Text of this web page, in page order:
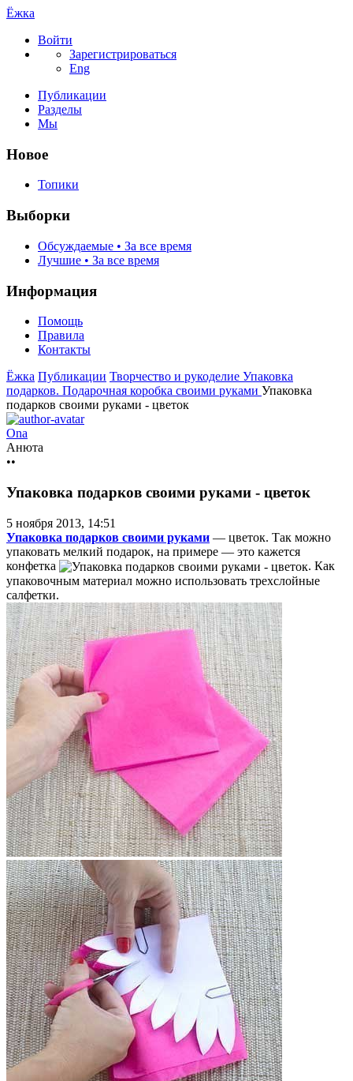
Ёжка
Войти
Зарегистрироваться
Eng
Публикации
Разделы
Мы
Новое
Топики
Выборки
Обсуждаемые • За все время
Лучшие • За все время
Информация
Помощь
Правила
Контакты
Ёжка Публикации Творчество и рукоделие Упаковка
подарков. Подарочная коробка своими руками Упаковка
подарков своими руками - цветок
Ona
Анюта
••
Упаковка подарков своими руками - цветок
5 ноября 2013, 14:51
Упаковка подарков своими руками — цветок. Так можно
упаковать мелкий подарок, на примере — это кажется
конфетка
. Как
упаковочным материал можно использовать трехслойные
салфетки.